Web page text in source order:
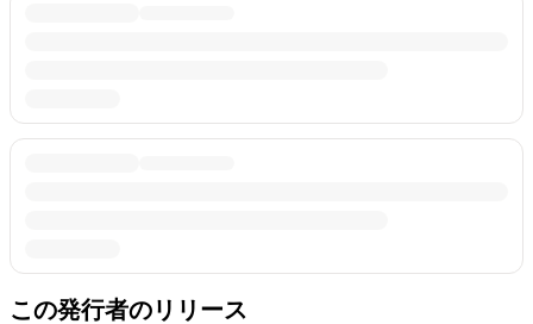
この発行者のリリース